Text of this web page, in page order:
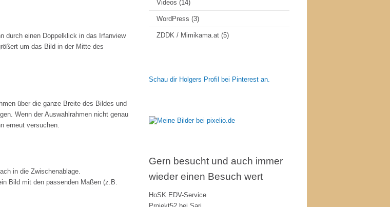
durch einen Doppelklick in das Irfanview
um das Bild in der Mitte des
über die ganze Breite des Bildes und
Wenn der Auswahlrahmen nicht genau
erneut versuchen.
in die Zwischenablage.
Bild mit den passenden Maßen (z.B.
Videos (14)
WordPress (3)
ZDDK / Mimikama.at (5)
Schau dir Holgers Profil bei Pinterest an.
Gern besucht und auch immer
wieder einen Besuch wert
HoSK EDV-Service